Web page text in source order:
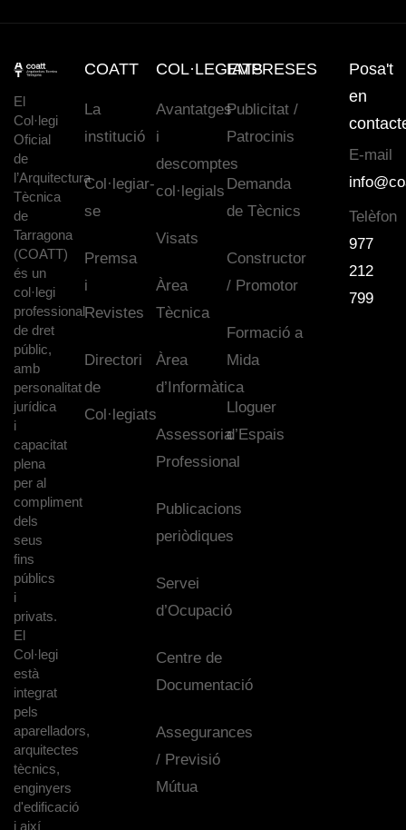
El
Col·legi
Oficial
de
l’Arquitectura
Tècnica
de
Tarragona
(COATT)
és un
col·legi
professional
de dret
públic,
amb
personalitat
jurídica
i
capacitat
plena
per al
compliment
dels
seus
fins
públics
i
privats.
El
Col·legi
està
integrat
pels
aparelladors,
arquitectes
tècnics,
enginyers
d'edificació
i així
COATT
La
institució
Col·legiar-
se
Premsa
i
Revistes
Directori
de
Col·legiats
COL·LEGIATS
Avantatges
i
descomptes
col·legials
Visats
Àrea
Tècnica
Àrea
d’Informàtica
Assessoria
Professional
Publicacions
periòdiques
Servei
d’Ocupació
Centre de
Documentació
Assegurances
/ Previsió
Mútua
EMPRESES
Publicitat /
Patrocinis
Demanda
de Tècnics
Constructor
/ Promotor
Formació a
Mida
Lloguer
d’Espais
Posa't
en
E-mail
Telèfon
977
212
799